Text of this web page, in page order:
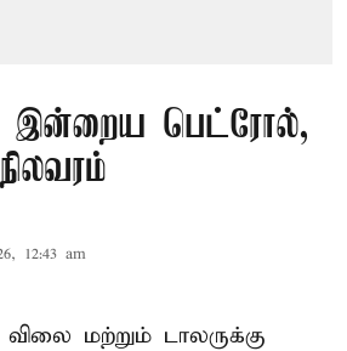
இன்றைய பெட்ரோல்,
12:43 am
மற்றும் டாலருக்கு